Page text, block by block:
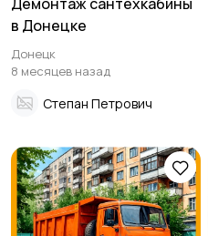
в Донецке
Донецк
8 месяцев назад
Степан Петрович